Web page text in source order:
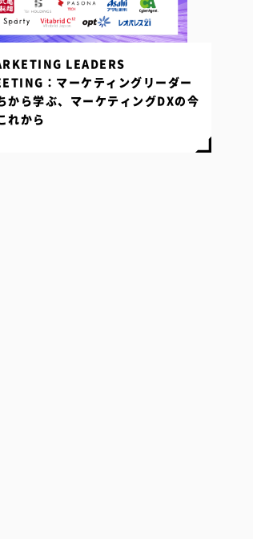
LEADERS
：マーケティングリーダー
から学ぶ、マーケティングDXの今
れから